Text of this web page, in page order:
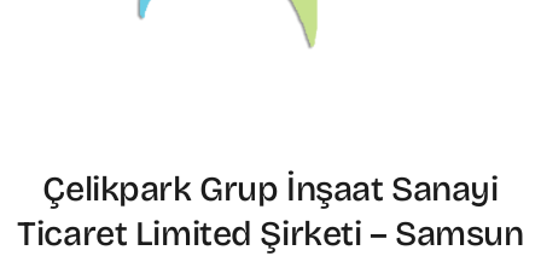
Çelikpark Grup İnşaat Sanayi
Ticaret Limited Şirketi – Samsun